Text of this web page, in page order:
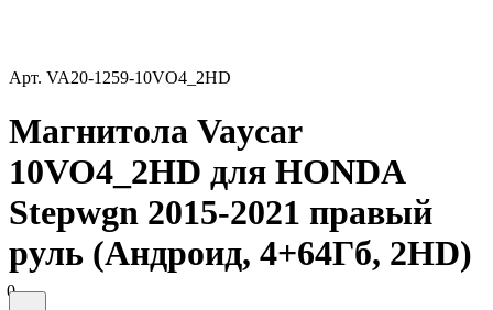
Арт. VA20-1259-10VO4_2HD
Магнитола Vaycar
10VO4_2HD для HONDA
Stepwgn 2015-2021 правый
руль (Андроид, 4+64Гб, 2HD)
0